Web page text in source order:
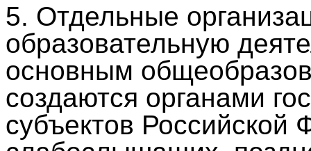
5. Отдельные
образовательную
основным
создаются органами
субъектов Российской